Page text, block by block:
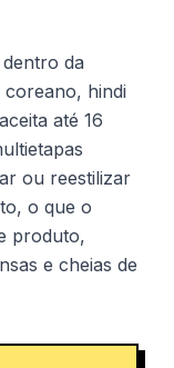
da
coreano, hindi
até 16
ou reestilizar
o que o
produto,
e cheias de